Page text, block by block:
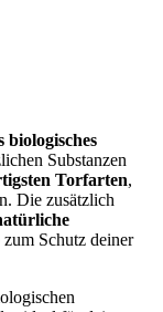
biologisches
Substanzen
Torfarten,
Die zusätzlich
Schutz deiner